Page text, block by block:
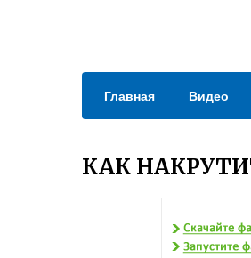
Главная Видео
КАК